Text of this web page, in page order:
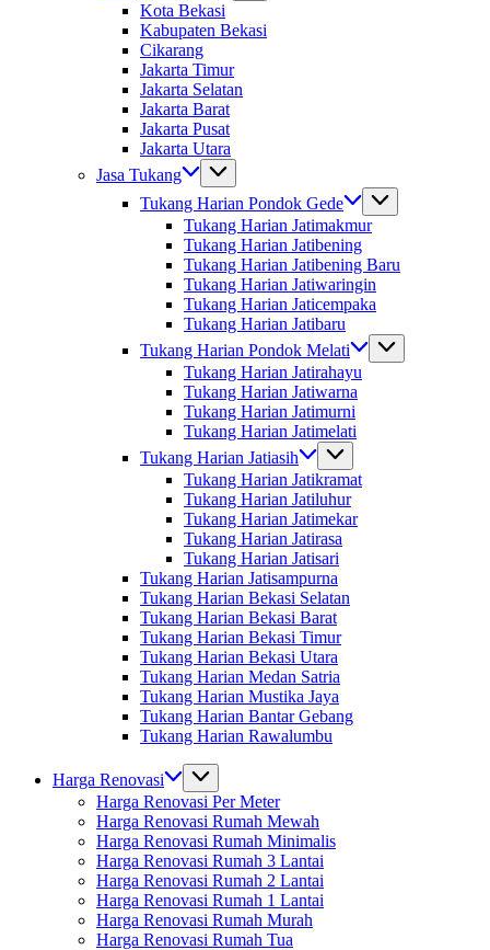
Kota Bekasi
Kabupaten Bekasi
Cikarang
Jakarta Timur
Jakarta Selatan
Jakarta Barat
Jakarta Pusat
Jakarta Utara
Jasa Tukang
Tukang Harian Pondok Gede
Tukang Harian Jatimakmur
Tukang Harian Jatibening
Tukang Harian Jatibening Baru
Tukang Harian Jatiwaringin
Tukang Harian Jaticempaka
Tukang Harian Jatibaru
Tukang Harian Pondok Melati
Tukang Harian Jatirahayu
Tukang Harian Jatiwarna
Tukang Harian Jatimurni
Tukang Harian Jatimelati
Tukang Harian Jatiasih
Tukang Harian Jatikramat
Tukang Harian Jatiluhur
Tukang Harian Jatimekar
Tukang Harian Jatirasa
Tukang Harian Jatisari
Tukang Harian Jatisampurna
Tukang Harian Bekasi Selatan
Tukang Harian Bekasi Barat
Tukang Harian Bekasi Timur
Tukang Harian Bekasi Utara
Tukang Harian Medan Satria
Tukang Harian Mustika Jaya
Tukang Harian Bantar Gebang
Tukang Harian Rawalumbu
Harga Renovasi
Harga Renovasi Per Meter
Harga Renovasi Rumah Mewah
Harga Renovasi Rumah Minimalis
Harga Renovasi Rumah 3 Lantai
Harga Renovasi Rumah 2 Lantai
Harga Renovasi Rumah 1 Lantai
Harga Renovasi Rumah Murah
Harga Renovasi Rumah Tua